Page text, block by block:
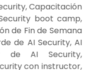
Capacitación
boot camp,
de Fin de Semana
de AI Security, AI
de AI Security,
con instructor,